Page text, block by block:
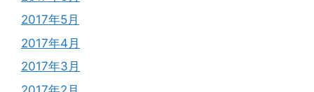
2017年5月
2017年4月
2017年3月